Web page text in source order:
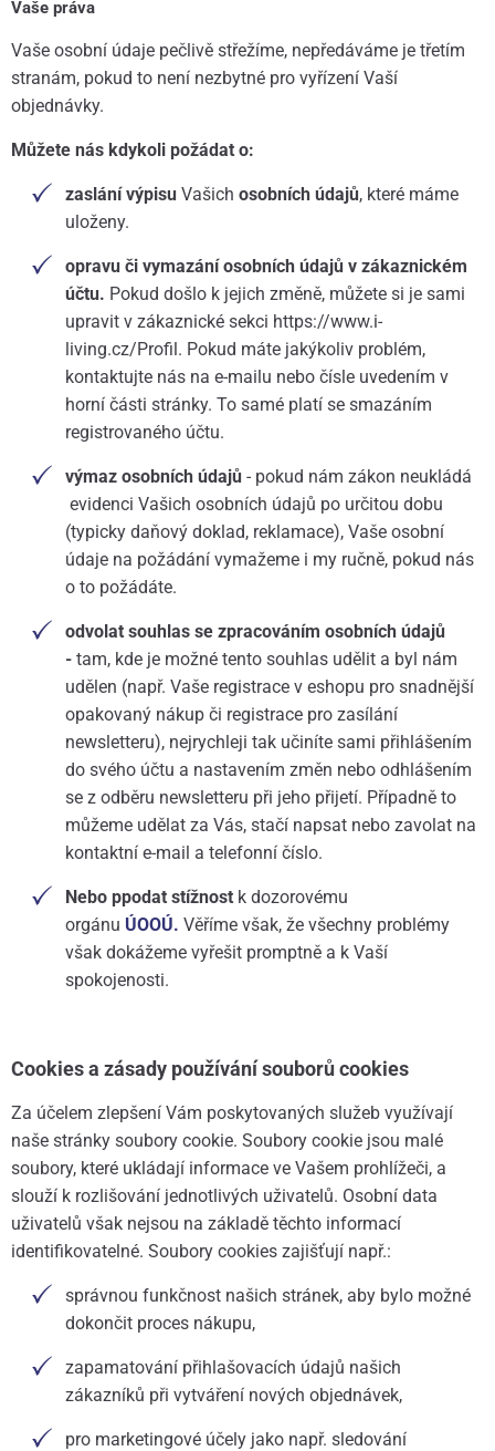
Vaše práva
Vaše osobní údaje pečlivě střežíme, nepředáváme je třetím
stranám, pokud to není nezbytné pro vyřízení Vaší
objednávky.
Můžete nás kdykoli požádat o:
zaslání výpisuVašich osobních údajů, které máme
uloženy.
opravu či vymazání osobních údajů v zákaznickém
účtu. Pokud došlo k jejich změně, můžete si je sami
upravit v zákaznické sekci https://www.i-
living.cz/Profil. Pokud máte jakýkoliv problém,
kontaktujte nás na e-mailu nebo čísle uvedením v
horní části stránky. To samé platí se smazáním
registrovaného účtu.
výmaz osobních údajů- pokud nám zákon neukládá
evidenci Vašich osobních údajů po určitou dobu
(typicky daňový doklad, reklamace), Vaše osobní
údaje na požádání vymažeme i my ručně, pokud nás
o to požádáte.
odvolat souhlas se zpracováním osobních údajů
- tam, kde je možné tento souhlas udělit a byl nám
udělen (např. Vaše registrace v eshopu pro snadnější
opakovaný nákup či registrace pro zasílání
newsletteru), nejrychleji tak učiníte sami přihlášením
do svého účtu a nastavením změn nebo odhlášením
se z odběru newsletteru při jeho přijetí. Případně to
můžeme udělat za Vás, stačí napsat nebo zavolat na
kontaktní e-mail a telefonní číslo.
Nebo ppodat stížnostk dozorovému
orgánu ÚOOÚ. Věříme však, že všechny problémy
však dokážeme vyřešit promptně a k Vaší
spokojenosti.
Cookies a zásady používání souborů cookies
Za účelem zlepšení Vám poskytovaných služeb využívají
naše stránky soubory cookie. Soubory cookie jsou malé
soubory, které ukládají informace ve Vašem prohlížeči, a
slouží k rozlišování jednotlivých uživatelů. Osobní data
uživatelů však nejsou na základě těchto informací
identifikovatelné. Soubory cookies zajišťují např.:
správnou funkčnost našich stránek, aby bylo možné
dokončit proces nákupu,
zapamatování přihlašovacích údajů našich
zákazníků při vytváření nových objednávek,
pro marketingové účely jako např. sledování